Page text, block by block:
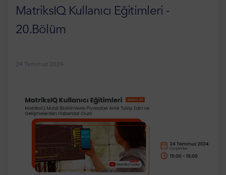
MatriksIQ Kullanıcı Eğitimleri -
20.Bölüm
24 Temmuz 2024